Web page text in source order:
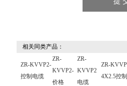
相关同类产品：
ZR-KVVP2-
控制电缆
ZR-
KVVP2-
价格
ZR-
KVVP2
电缆
ZR-
4X2.5控